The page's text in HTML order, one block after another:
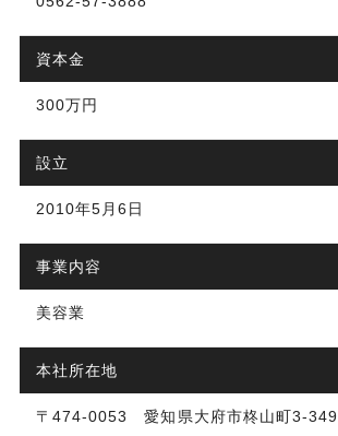
資本金
300万円
設立
2010年5月6日
事業内容
美容業
本社所在地
〒474-0053 愛知県大府市柊山町3-349